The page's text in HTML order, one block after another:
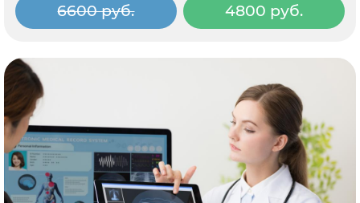
6600 руб. 4800 руб.